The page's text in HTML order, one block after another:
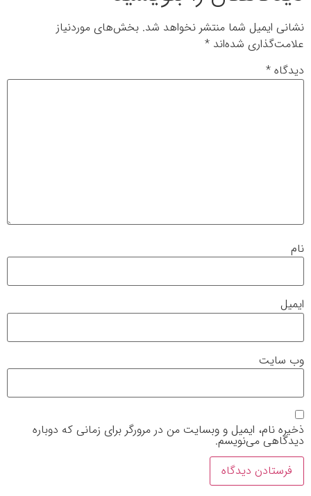
نشانی ایمیل شما منتشر نخواهد شد. بخش‌های موردنیاز
علامت‌گذاری شده‌اند *
دیدگاه *
نام
ایمیل
وب‌ سایت
ذخیره نام، ایمیل و وبسایت من در مرورگر برای زمانی که دوباره
دیدگاهی می‌نویسم.